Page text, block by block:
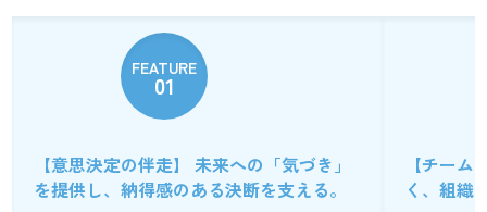
FEATURE
01
【意思決定の伴走】 未来への「気づき」
を提供し、納得感のある決断を支える。
【チー
く、組織